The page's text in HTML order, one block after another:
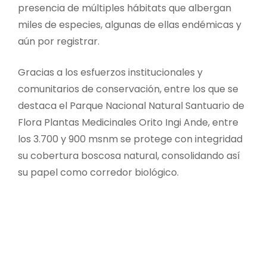
presencia de múltiples hábitats que albergan
miles de especies, algunas de ellas endémicas y
aún por registrar.
Gracias a los esfuerzos institucionales y
comunitarios de conservación, entre los que se
destaca el Parque Nacional Natural Santuario de
Flora Plantas Medicinales Orito Ingi Ande, entre
los 3.700 y 900 msnm se protege con integridad
su cobertura boscosa natural, consolidando así
su papel como corredor biológico.